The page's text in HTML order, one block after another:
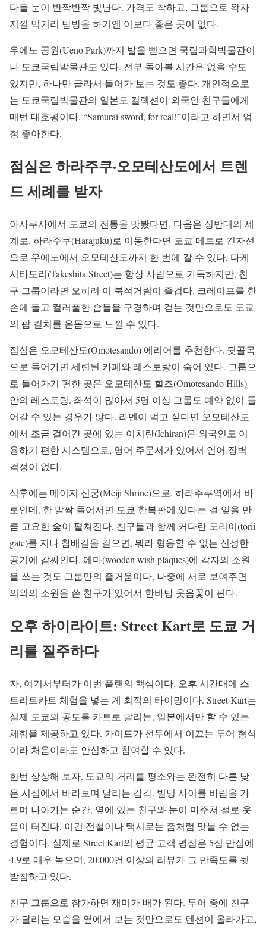
다들 눈이 반짝반짝 빛난다. 가격도 착하고, 그룹으로 왁자
지껄 먹거리 탐방을 하기엔 이보다 좋은 곳이 없다.
우에노 공원(Ueno Park)까지 발을 뻗으면 국립과학박물관이
나 도쿄국립박물관도 있다. 전부 돌아볼 시간은 없을 수도
있지만, 하나만 골라서 들어가 보는 것도 좋다. 개인적으로
는 도쿄국립박물관의 일본도 컬렉션이 외국인 친구들에게
매번 대호평이다. “Samurai sword, for real!”이라고 하면서 엄
청 좋아한다.
점심은 하라주쿠·오모테산도에서 트렌
드 세례를 받자
아사쿠사에서 도쿄의 전통을 맛봤다면, 다음은 정반대의 세
계로. 하라주쿠(Harajuku)로 이동한다면 도쿄 메트로 긴자선
으로 우에노에서 오모테산도까지 한 번에 갈 수 있다. 다케
시타도리(Takeshita Street)는 항상 사람으로 가득하지만, 친
구 그룹이라면 오히려 이 북적거림이 즐겁다. 크레이프를 한
손에 들고 컬러풀한 숍들을 구경하며 걷는 것만으로도 도쿄
의 팝 컬처를 온몸으로 느낄 수 있다.
점심은 오모테산도(Omotesando) 에리어를 추천한다. 뒷골목
으로 들어가면 세련된 카페와 레스토랑이 숨어 있다. 그룹으
로 들어가기 편한 곳은 오모테산도 힐즈(Omotesando Hills)
안의 레스토랑. 좌석이 많아서 5명 이상 그룹도 예약 없이 들
어갈 수 있는 경우가 많다. 라멘이 먹고 싶다면 오모테산도
에서 조금 걸어간 곳에 있는 이치란(Ichiran)은 외국인도 이
용하기 편한 시스템으로, 영어 주문서가 있어서 언어 장벽
걱정이 없다.
식후에는 메이지 신궁(Meiji Shrine)으로. 하라주쿠역에서 바
로인데, 한 발짝 들어서면 도쿄 한복판에 있다는 걸 잊을 만
큼 고요한 숲이 펼쳐진다. 친구들과 함께 커다란 도리이(torii
gate)를 지나 참배길을 걸으면, 뭐라 형용할 수 없는 신성한
공기에 감싸인다. 에마(wooden wish plaques)에 각자의 소원
을 쓰는 것도 그룹만의 즐거움이다. 나중에 서로 보여주면
의외의 소원을 쓴 친구가 있어서 한바탕 웃음꽃이 핀다.
오후 하이라이트: Street Kart로 도쿄 거
리를 질주하다
자, 여기서부터가 이번 플랜의 핵심이다. 오후 시간대에 스
트리트카트 체험을 넣는 게 최적의 타이밍이다. Street Kart는
실제 도쿄의 공도를 카트로 달리는, 일본에서만 할 수 있는
체험을 제공하고 있다. 가이드가 선두에서 이끄는 투어 형식
이라 처음이라도 안심하고 참여할 수 있다.
한번 상상해 보자. 도쿄의 거리를 평소와는 완전히 다른 낮
은 시점에서 바라보며 달리는 감각. 빌딩 사이를 바람을 가
르며 나아가는 순간, 옆에 있는 친구와 눈이 마주쳐 절로 웃
음이 터진다. 이건 전철이나 택시로는 좀처럼 맛볼 수 없는
경험이다. 실제로 Street Kart의 평균 고객 평점은 5점 만점에
4.9로 매우 높으며, 20,000건 이상의 리뷰가 그 만족도를 뒷
받침하고 있다.
친구 그룹으로 참가하면 재미가 배가 된다. 투어 중에 친구
가 달리는 모습을 옆에서 보는 것만으로도 텐션이 올라가고,